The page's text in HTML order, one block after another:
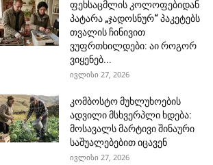
ფეხსაცმლის კოლოფებიდან
პატარა „ჯადოსნურ“ პაკეტებს
თვალის ჩინივით
ვუფრთხილდები: აი როგორ
ვიყენებ...
ივლისი 27, 2026
კომბოსტო მუხლუხოების
ადვილი მსხვერპლი ხდება:
მოსავალს მარტივი შინაური
საშუალებებით იცავენ
ივლისი 27, 2026